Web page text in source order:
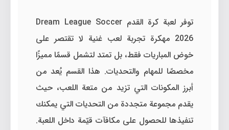
توفر لعبة كرة القدم Dream League Soccer
2026 مهكرة تجربة لعب غنية لا تقتصر على
خوض المباريات فقط، بل تمتد لتشمل قسمًا مميزًا
مخصصًا للمهام والتحديات. هذا القسم يُعد من
أبرز المكونات التي تزيد من متعة اللعب، حيث
يقدم مجموعة متجددة من التحديات التي يمكنك
تنفيذها للحصول على مكافآت قيّمة داخل اللعبة.